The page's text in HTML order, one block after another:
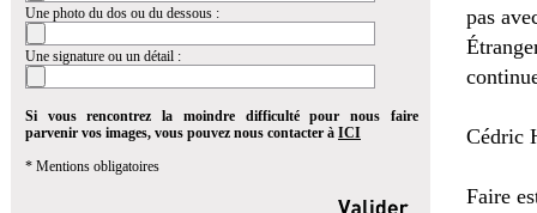
Une photo du dos ou du dessous :
Une signature ou un détail :
Si vous rencontrez la moindre difficulté pour nous faire
parvenir vos images, vous pouvez nous contacter à ICI
* Mentions obligatoires
pas
Cédric
Faire